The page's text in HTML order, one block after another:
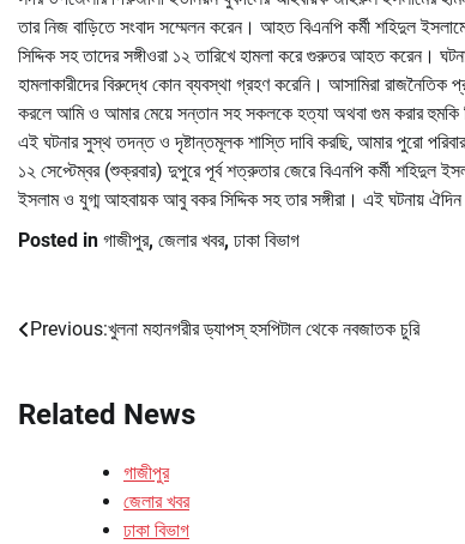
তার নিজ বাড়িতে সংবাদ সম্মেলন করেন। আহত বিএনপি কর্মী শহিদুল
সিদ্দিক সহ তাদের সঙ্গীওরা ১২ তারিখে হামলা করে গুরুতর আহত করেন।
হামলাকারীদের বিরুদ্ধে কোন ব্যবস্থা গ্রহণ করেনি। আসামিরা রাজনৈতিক
করলে আমি ও আমার মেয়ে সন্তান সহ সকলকে হত্যা অথবা গুম করার হুমকি
এই ঘটনার সুস্থ তদন্ত ও দৃষ্টান্তমূলক শাস্তি দাবি করছি, আমার পুরো
১২ সেপ্টেম্বর (শুক্রবার) দুপুরে পূর্ব শত্রুতার জেরে বিএনপি কর্মী
ইসলাম ও যুগ্ম আহবায়ক আবু বকর সিদ্দিক সহ তার সঙ্গীরা। এই ঘটনায় ঐদিন
Posted in গাজীপুর, জেলার খবর, ঢাকা বিভাগ
Post
Previous:খুলনা মহানগরীর ড্যাপস্ হসপিটাল থেকে নবজাতক চুরি
Related News
গাজীপুর
জেলার খবর
ঢাকা বিভাগ